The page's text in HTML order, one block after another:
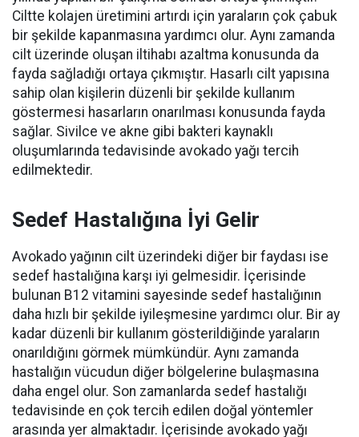
Ciltte kolajen üretimini artırdı için yaraların çok çabuk
bir şekilde kapanmasına yardımcı olur. Aynı zamanda
cilt üzerinde oluşan iltihabı azaltma konusunda da
fayda sağladığı ortaya çıkmıştır. Hasarlı cilt yapısına
sahip olan kişilerin düzenli bir şekilde kullanım
göstermesi hasarların onarılması konusunda fayda
sağlar. Sivilce ve akne gibi bakteri kaynaklı
oluşumlarında tedavisinde avokado yağı tercih
edilmektedir.
Sedef Hastalığına İyi Gelir
Avokado yağının cilt üzerindeki diğer bir faydası ise
sedef hastalığına karşı iyi gelmesidir. İçerisinde
bulunan B12 vitamini sayesinde sedef hastalığının
daha hızlı bir şekilde iyileşmesine yardımcı olur. Bir ay
kadar düzenli bir kullanım gösterildiğinde yaraların
onarıldığını görmek mümkündür. Aynı zamanda
hastalığın vücudun diğer bölgelerine bulaşmasına
daha engel olur. Son zamanlarda sedef hastalığı
tedavisinde en çok tercih edilen doğal yöntemler
arasında yer almaktadır. İçerisinde avokado yağı